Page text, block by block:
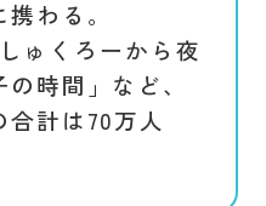
わる。
ゅくろーから夜
時間」など、
計は70万人